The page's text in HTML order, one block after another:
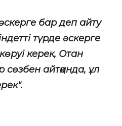
бар деп айту
түрде әскерге
керек, Отан
айтқанда, ұл